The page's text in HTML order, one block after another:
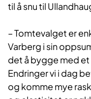
til å snu til
– Tomtevalget er
Varberg i sin
det å bygge med
Endringer vi i dag
og komme mye